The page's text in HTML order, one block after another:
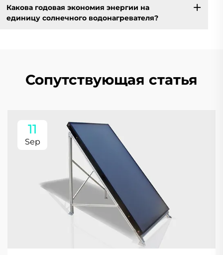
Какова годовая экономия энергии на
единицу солнечного водонагревателя?
Сопутствующая статья
11
Sep